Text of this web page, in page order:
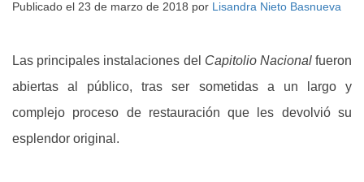
Publicado el 23 de marzo de 2018 por Lisandra Nieto Basnueva
Las principales instalaciones del Capitolio Nacionalfueron
abiertas al público, tras ser sometidas a un largo y
complejo proceso de restauración que les devolvió su
esplendor original.